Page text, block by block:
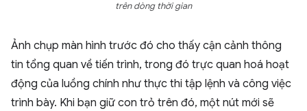
trên dòng thời gian
Ảnh chụp màn hình trước đó cho thấy cận cảnh thông
tin tổng quan về tiến trình, trong đó trực quan hoá hoạt
động của luồng chính như thực thi tập lệnh và công việc
trình bày. Khi bạn giữ con trỏ trên đó, một nút mới sẽ